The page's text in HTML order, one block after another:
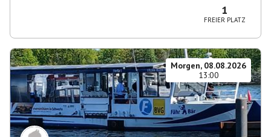
1
FREIER PLATZ
Morgen, 08.08.2026
13:00